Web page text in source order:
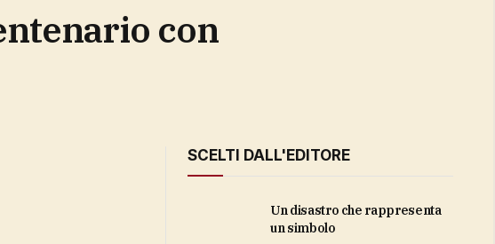
SCELTI DALL'EDITORE
Un disastro che rappresenta
un simbolo